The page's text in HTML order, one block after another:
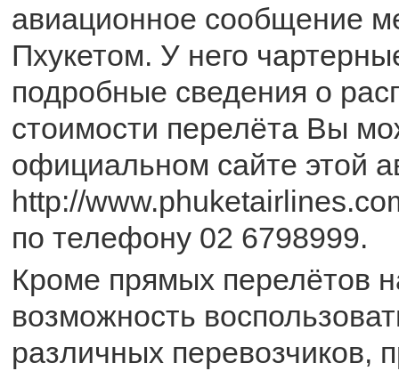
авиационное сообщение
Пхукетом. У него
подробные сведения о
стоимости перелёта Вы
официальном сайте этой
http://
по телефону 02 6798999.
Кроме прямых перелётов
возможность
различных перевозчиков,